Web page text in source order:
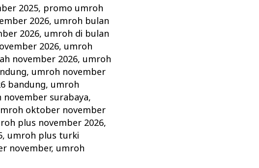
2025, promo umroh
2026, umroh bulan
2026, umroh di bulan
2026, umroh
november 2026, umroh
, umroh november
bandung, umroh
november surabaya,
oktober november
plus november 2026,
, umroh plus turki
november, umroh